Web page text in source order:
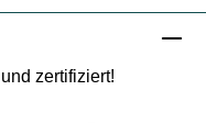
zertifiziert!